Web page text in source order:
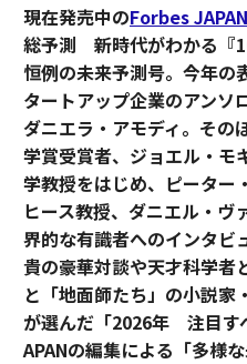
現在発売中のForbes
総予測 新時代がわかる『
恒例の未来予測号。今年の
タートアップ企業のアンソ
ダニエラ・アモディ。その
学賞受賞者、ジョエル・モ
学教授をはじめ、ピーター
ヒース教授、ダニエル・ヴ
界的な有識者へのインタ
貴の豪華対談や天才科学者
と「地面師たち」の小説
が選んだ「2026年 注目す
APANの編集による「多様